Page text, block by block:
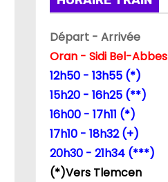
Départ - Arrivée
Oran - Sidi Bel-Abbes
12h50 - 13h55 (*)
15h20 - 16h25 (**)
16h00 - 17h11 (*)
17h10 - 18h32 (+)
20h30 - 21h34 (***)
(*)Vers Tlemcen